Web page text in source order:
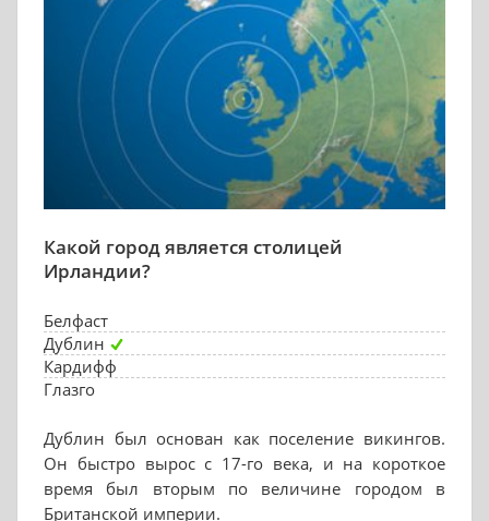
Какой город является столицей
Ирландии?
Белфаст
Дублин
Кардифф
Глазго
Дублин был основан как поселение викингов.
Он быстро вырос с 17-го века, и на короткое
время был вторым по величине городом в
Британской империи.